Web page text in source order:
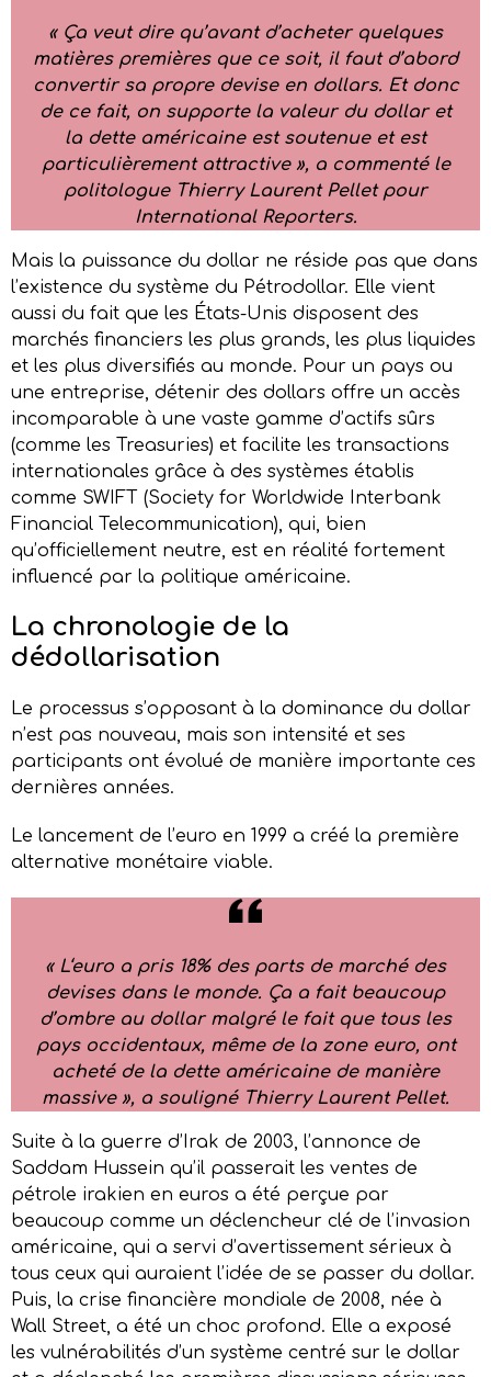
« Ça veut dire qu’avant d’acheter quelques
matières premières que ce soit, il faut d’abord
convertir sa propre devise en dollars. Et donc
de ce fait, on supportela valeur du dollar et
la dette américaine est soutenueet est
particulièrement attractive », a commenté le
politologue Thierry Laurent Pellet pour
International Reporters.
Mais la puissance du dollar ne réside pas que dans
l’existence du système du Pétrodollar. Elle vient
aussi du fait que les États-Unis disposent des
marchés financiers les plus grands, les plus liquides
et les plus diversifiés au monde. Pour un pays ou
une entreprise, détenir des dollars offre un accès
incomparable à une vaste gamme d’actifs sûrs
(comme les Treasuries) et facilite les transactions
internationales grâce à des systèmes établis
comme SWIFT (Society for Worldwide Interbank
Financial Telecommunication), qui, bien
qu’officiellement neutre, est en réalité fortement
influencé par la politique américaine.
La chronologie de la
dédollarisation
Le processus s’opposant à la dominance du dollar
n’est pas nouveau, mais son intensité et ses
participants ont évolué de manière importante ces
dernières années.
Le lancement de l’euro en 1999 a créé la première
alternative monétaire viable.
« L‘euro a pris 18% des parts de marché des
devises dans le monde. Ça a fait beaucoup
d’ombre au dollar malgré le fait que tous les
pays occidentaux, même de la zone euro, ont
acheté de la dette américaine de manière
massive », a souligné Thierry Laurent Pellet.
Suite à la guerre d’Irak de 2003, l’annonce de
Saddam Hussein qu’il passerait les ventes de
pétrole irakien en euros a été perçue par
beaucoup comme un déclencheur clé de l’invasion
américaine, qui a servi d’avertissement sérieux à
tous ceux qui auraient l’idée de se passer du dollar.
Puis, la crise financière mondiale de 2008, née à
Wall Street, a été un choc profond. Elle a exposé
les vulnérabilités d’un système centré sur le dollar